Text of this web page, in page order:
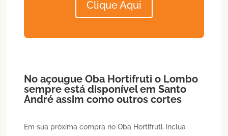
Clique Aqui
No açougue Oba Hortifruti o Lombo
sempre está disponível emSanto
André assim como outros cortes
Em sua próxima compra no Oba Hortifruti, inclua